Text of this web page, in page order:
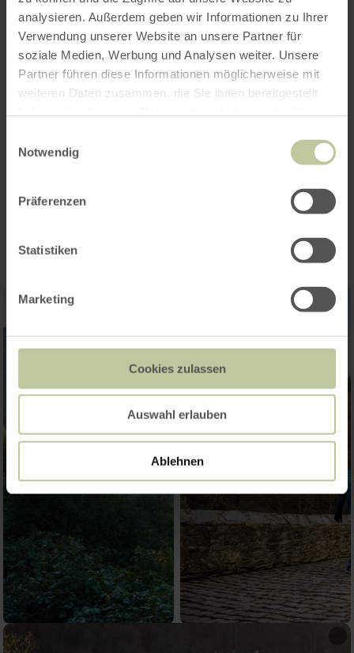
analysieren. Außerdem geben wir Informationen zu Ihrer
Verwendung unserer Website an unsere Partner für
soziale Medien, Werbung und Analysen weiter. Unsere
Partner führen diese Informationen möglicherweise mit
weiteren Daten zusammen, die Sie ihnen bereitgestellt
Notwendig
Präferenzen
Statistiken
Marketing
Cookies zulassen
Auswahl erlauben
Ablehnen
Audioguide
Impressions